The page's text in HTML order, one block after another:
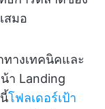
สมอ
างเทคนิคและ
า Landing
โฟลเดอร์เป้า